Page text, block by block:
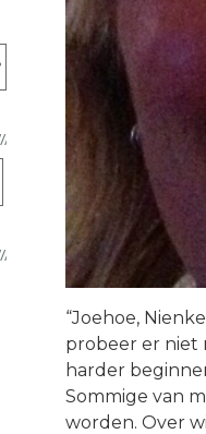
“Joehoe,
probeer er niet
harder
Sommige van
worden. Over